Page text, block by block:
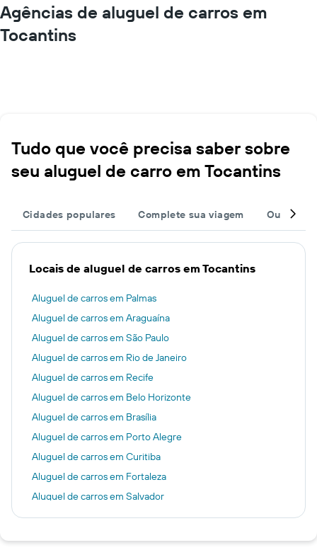
Agências de aluguel de carros em
Tocantins
Tudo que você precisa saber sobre
seu aluguel de carro em Tocantins
Cidades populares Complete sua viagem Outros
Locais de aluguel de carros em Tocantins
Aluguel de carros em Palmas
Aluguel de carros em Araguaína
Aluguel de carros em São Paulo
Aluguel de carros em Rio de Janeiro
Aluguel de carros em Recife
Aluguel de carros em Belo Horizonte
Aluguel de carros em Brasília
Aluguel de carros em Porto Alegre
Aluguel de carros em Curitiba
Aluguel de carros em Fortaleza
Aluguel de carros em Salvador
Aluguel de carros em Goiânia